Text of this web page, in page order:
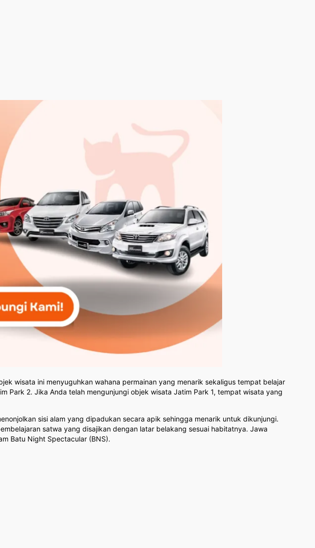
wisata ini menyuguhkan wahana permainan yang menarik sekaligus tempat belajar
Park 2. Jika Anda telah mengunjungi objek wisata Jatim Park 1, tempat wisata yang
sisi alam yang dipadukan secara apik sehingga menarik untuk dikunjungi.
satwa yang disajikan dengan latar belakang sesuai habitatnya. Jawa
Batu Night Spectacular (BNS).